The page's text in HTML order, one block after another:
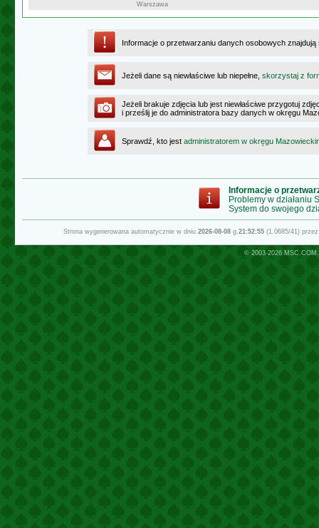
Warszawa
Informacje o przetwarzaniu danych osobowych
Jeżeli dane są niewłaściwe lub niepełne, skorzystaj z
Jeżeli brakuje zdjęcia lub jest niewłaściwe przygotuj
i prześlij je do administratora bazy danych w okręgu
Sprawdź, kto jest administratorem w okręgu
Informacje o
Problemy w działaniu
System do swojego
Strona wygenerowana automatycznie w dniu 2026-08-08g.21:52:55(1.0685/41)
© 2003-2026